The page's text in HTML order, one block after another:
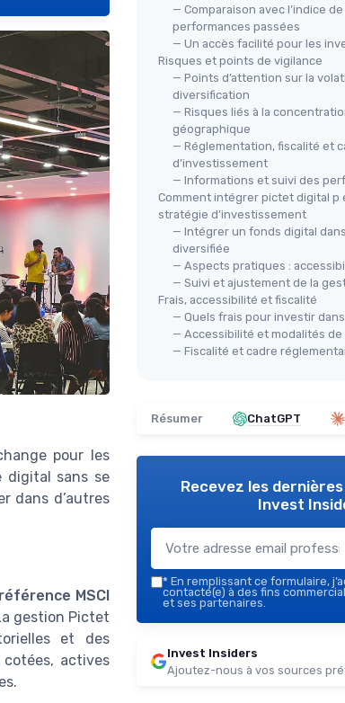
pour les
digital sans se
dans d’autres
MSCI
gestion Pictet
et des
cotées, actives
— Comparaison avec l’indice
performances passées
— Un accès facilité pour les
Risques et points de vigilance
— Points d’attention sur la
diversification
— Risques liés à la
géographique
— Réglementation, fiscalité et
d’investissement
— Informations et suivi des
Comment intégrer pictet digital p
stratégie d’investissement
— Intégrer un fonds digital
diversifiée
— Aspects pratiques :
— Suivi et ajustement de la
Frais, accessibilité et fiscalité
— Quels frais pour investir dans
— Accessibilité et modalités
— Fiscalité et cadre
Résumer ChatGPT
Recevez les
Invest
* En remplissant ce formulaire,
contacté(e) à des fins
et ses partenaires.
Invest Insiders
Ajoutez-nous à vos sources